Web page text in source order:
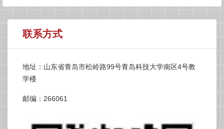
联系方式
地址：山东省青岛市松岭路99号青岛科技大学南区4号教
学楼
邮编：266061